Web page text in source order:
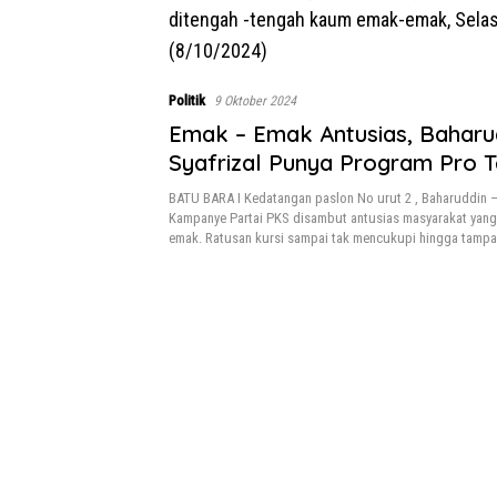
Politik 9 Oktober 2024
Emak – Emak Antusias,
Syafrizal Punya Program Pro
Perempuan
BATU BARA I Kedatangan paslon No urut 2 , Baharuddin
Kampanye Partai PKS disambut antusias masyarakat
emak. Ratusan kursi sampai tak mencukupi hingga